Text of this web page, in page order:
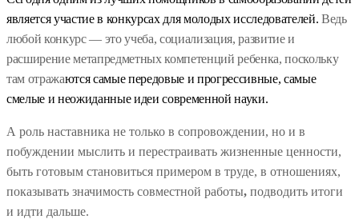
является участие в конкурсах для молодых исследователей. Ведь
любой конкурс — это учеба, социализация, развитие и
расширение метапредметных компетенций ребенка, поскольку
там отражаются самые передовые и прогрессив­ные, самые
смелыe и неожиданные идеи современной науки.
А роль наставника не только в сопровождении, но и в
побуждении мыслить и перестраивать жизненные ценности,
быть готовым становиться примером в труде, в отношениях,
показывать значимость совместной работы, подводить итоги
и идти дальше.